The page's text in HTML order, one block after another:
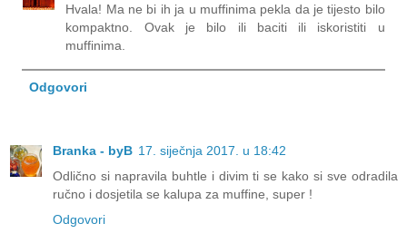
Hvala! Ma ne bi ih ja u muffinima pekla da je tijesto bilo
kompaktno. Ovak je bilo ili baciti ili iskoristiti u
muffinima.
Odgovori
Branka - byB 17. siječnja 2017. u 18:42
Odlično si napravila buhtle i divim ti se kako si sve odradila
ručno i dosjetila se kalupa za muffine, super !
Odgovori